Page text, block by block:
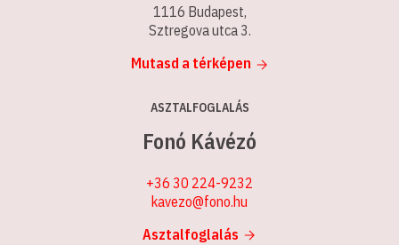
1116 Budapest,
Sztregova utca 3.
Mutasd a térképen
ASZTALFOGLALÁS
Fonó Kávézó
+36 30 224-9232
kavezo@fono.hu
Asztalfoglalás